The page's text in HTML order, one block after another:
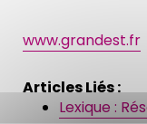
www.grandest.fr
Articles Liés :
Lexique :